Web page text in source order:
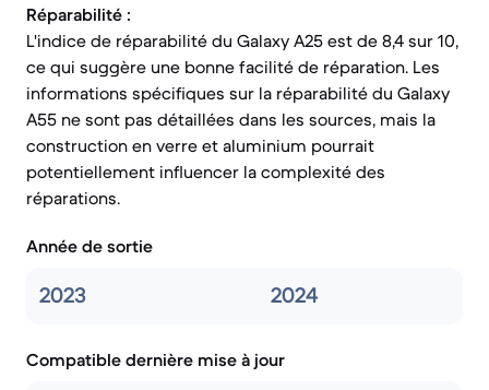
Réparabilité :
L'indice de réparabilité du Galaxy A25 est de 8,4 sur 10,
ce qui suggère une bonne facilité de réparation. Les
informations spécifiques sur la réparabilité du Galaxy
A55 ne sont pas détaillées dans les sources, mais la
construction en verre et aluminium pourrait
potentiellement influencer la complexité des
réparations.
Année de sortie
2023 2024
Compatible dernière mise à jour